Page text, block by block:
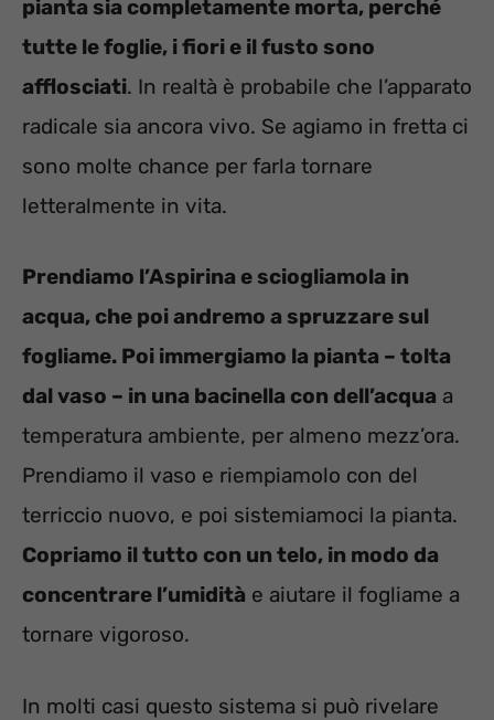
pianta sia completamente morta, perché
tutte le foglie, i fiori e il fusto sono
afflosciati. In realtà è probabile che l’apparato
radicale sia ancora vivo. Se agiamo in fretta ci
sono molte chance per farla tornare
letteralmente in vita.
Prendiamo l’Aspirina e sciogliamola in
acqua, che poi andremo a spruzzare sul
fogliame. Poi immergiamo la pianta – tolta
dal vaso – in una bacinella con dell’acqua a
temperatura ambiente, per almeno mezz’ora.
Prendiamo il vaso e riempiamolo con del
terriccio nuovo, e poi sistemiamoci la pianta.
Copriamo il tutto con un telo, in modo da
concentrare l’umidità e aiutare il fogliame a
tornare vigoroso.
In molti casi questo sistema si può rivelare